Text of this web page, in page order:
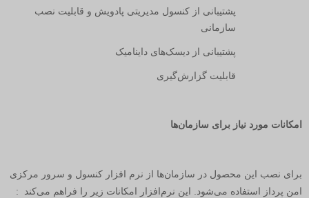
پشتیبانی از کنسول مدیریتی پادویش و قابلیت نصب
سازمانی
پشتیبانی از دیسک‌های داینامیک
قابلیت گزارش‌گیری
امکانات مورد نیاز برای سازمان‌ها
برای نصب این محصول در سازمان‌ها از نرم افزار کنسول و سرور مرکزی
امن پرداز استفاده می‌شود. این نرم‌افزار امکانات زیر را فراهم می‌کند :